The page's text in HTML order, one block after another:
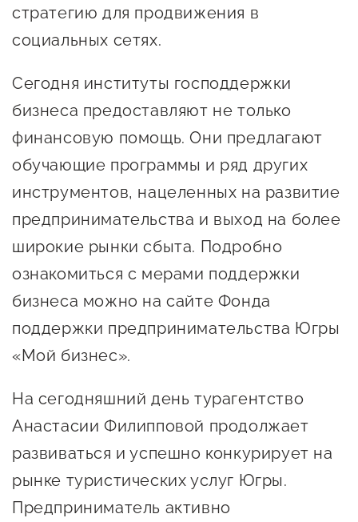
Нормативные
документы
предоставляющие поддержку
Каталог маркетплейсов
Каталог креативной
продукции
Госзакупки для малого
бизнеса
Каталог югорских франшиз
Новости УФНС
Каталог грантов
АвтоУСН
Иностранным гражданам
стратегию для продвижения в
социальных сетях.
Сегодня институты господдержки
бизнеса предоставляют не только
финансовую помощь. Они предлагают
обучающие программы и ряд других
инструментов, нацеленных на развитие
предпринимательства и выход на более
широкие рынки сбыта. Подробно
ознакомиться с мерами поддержки
бизнеса можно на сайте Фонда
поддержки предпринимательства Югры
«Мой бизнес».
На сегодняшний день турагентство
Анастасии Филипповой продолжает
развиваться и успешно конкурирует на
рынке туристических услуг Югры.
Предприниматель активно